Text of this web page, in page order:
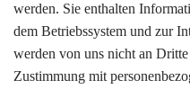
werden. Sie enthalten
dem Betriebssystem und zur
werden von uns nicht an
Zustimmung mit